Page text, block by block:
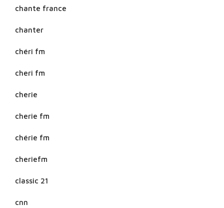
chante france
chanter
chéri fm
cheri fm
cherie
cherie fm
chérie fm
cheriefm
classic 21
cnn